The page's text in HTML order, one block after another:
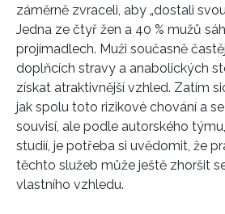
záměrně zvraceli, aby „dostali
Jedna ze čtyř žen a 40 % mužů
projímadlech. Muži současně
doplňcích stravy a anabolických
získat atraktivnější vzhled. Zatím
jak spolu toto rizikové chování a
souvisí, ale podle autorského
studií, je potřeba si uvědomit, že
těchto služeb může ještě zhoršit
vlastního vzhledu.